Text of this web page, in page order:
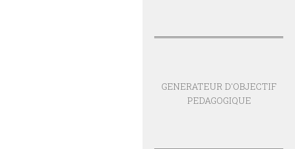
GENERATEUR D'OBJECTIF
PEDAGOGIQUE